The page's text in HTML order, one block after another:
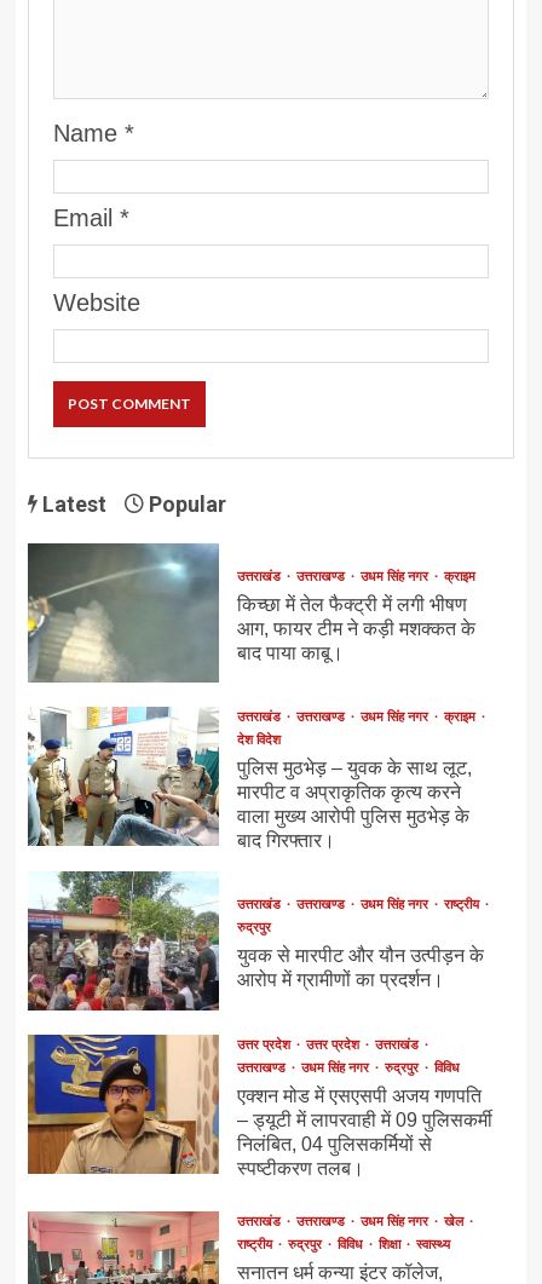
Name*
Email*
Website
Latest Popular
उत्तराखंड उत्तराखण्ड उधम सिंह नगर क्राइम
किच्छा में तेल फैक्ट्री में लगी भीषण
आग, फायर टीम ने कड़ी मशक्कत के
बाद पाया काबू।
उत्तराखंड उत्तराखण्ड उधम सिंह नगर
क्राइम
देश विदेश
पुलिस मुठभेड़ – युवक के साथ लूट,
मारपीट व अप्राकृतिक कृत्य करने
वाला मुख्य आरोपी पुलिस मुठभेड़ के
बाद गिरफ्तार।
उत्तराखंड उत्तराखण्ड उधम सिंह नगर
राष्ट्रीय
रुद्रपुर
युवक से मारपीट और यौन उत्पीड़न के
आरोप में ग्रामीणों का प्रदर्शन।
उत्तर प्रदेश उत्तर प्रदेश
उत्तराखंड
उत्तराखण्ड
उधम सिंह नगर रुद्रपुर विविध
एक्शन मोड में एसएसपी अजय गणपति
– ड्यूटी में लापरवाही में 09 पुलिसकर्मी
निलंबित, 04 पुलिसकर्मियों से
स्पष्टीकरण तलब।
उत्तराखंड उत्तराखण्ड उधम सिंह नगर
खेल
राष्ट्रीय
रुद्रपुर विविध शिक्षा स्वास्थ्य
सनातन धर्म कन्या इंटर कॉलेज,